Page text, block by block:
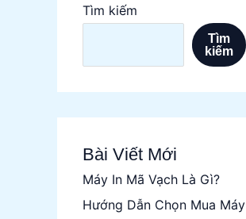
Tìm kiếm
Tìm
kiếm
Bài Viết Mới
Máy In Mã Vạch Là Gì?
Hướng Dẫn Chọn Mua Máy